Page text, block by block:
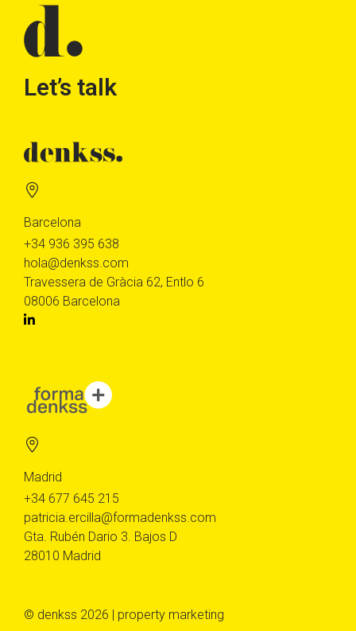
Let’s talk
Barcelona
+34 936 395 638
hola@denkss.com
Travessera de Gràcia 62, Entlo 6
08006 Barcelona
Madrid
+34 677 645 215
patricia.ercilla@formadenkss.com
Gta. Rubén Dario 3. Bajos D
28010 Madrid
© denkss 2026 | property marketing